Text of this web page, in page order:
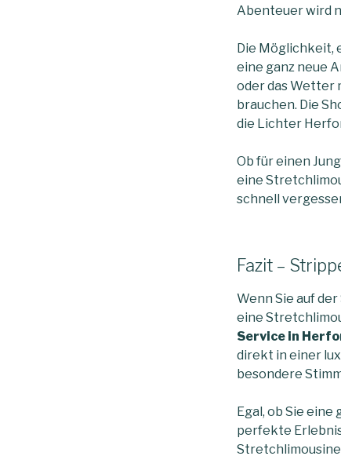
Abenteuer wird
Die Möglichkeit,
eine ganz neue
oder das Wetter
brauchen. Die
die Lichter
Ob für einen
eine
schnell
Fazit –
Wenn Sie auf
eine
Service in
direkt in einer
besondere
Egal, ob Sie
perfekte
Stretchlimousine